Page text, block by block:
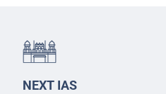
NEXT IAS